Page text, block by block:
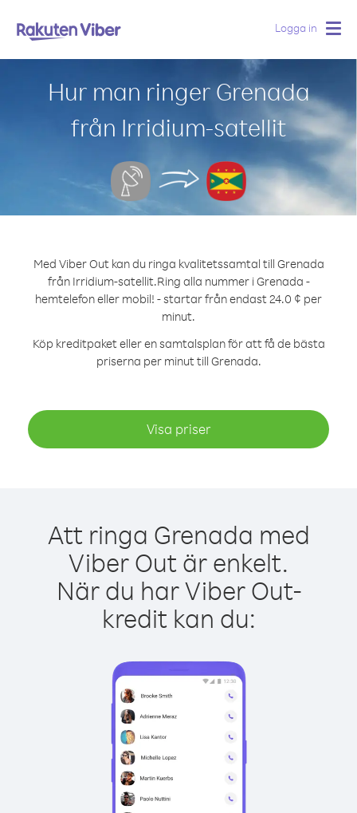
Logga in
Hur man ringer Grenada
från Irridium-satellit
Med Viber Out kan du ringa kvalitetssamtal till Grenada
från Irridium-satellit.Ring alla nummer i Grenada -
hemtelefon eller mobil! - startar från endast 24.0 ¢ per
minut.
Köp kreditpaket eller en samtalsplan för att få de bästa
priserna per minut till Grenada.
Visa priser
Att ringa Grenada med
Viber Out är enkelt.
När du har Viber Out-
kredit kan du: